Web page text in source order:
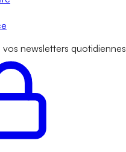
newsletters quotidiennes